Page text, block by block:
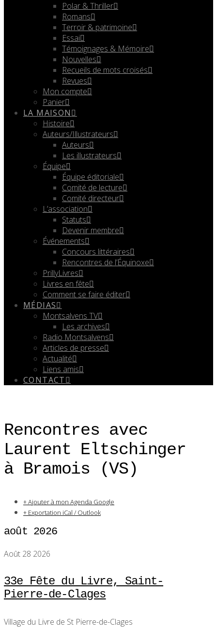
Polar & Thriller
Romans
Terroir & patrimoine
Essai
Témoignages & Mémoire
Nouvelles
Recueils de mots croisés
Revues
Mon compte
Panier
LA MAISON
Histoire
Auteurs/Illustrateurs
Auteurs
Les illustrateurs
Équipe
Équipe éditoriale
Comité de lecture
Comité directeur
L’association
Statuts
Devenir membre
Événements
Concours littéraires
Rencontres de l’Équinoxe
PrillyLivres
Livres en fête
Comment se faire éditer
MÉDIAS
Montsalvens TV
Les archives
Radio Montsalvens
Articles de presse
Actualité
Liens amis
CONTACT
Rencontres avec
Laurent Eltschinger
à Bramois (VS)
+ Ajouter à mon Agenda Google
+ Exportation iCal / Outlook
août 2026
Août 28 2026
33e Fête du Livre, Saint-
Pierre-de-Clages
Village du Livre de St Pierre-de-Clages